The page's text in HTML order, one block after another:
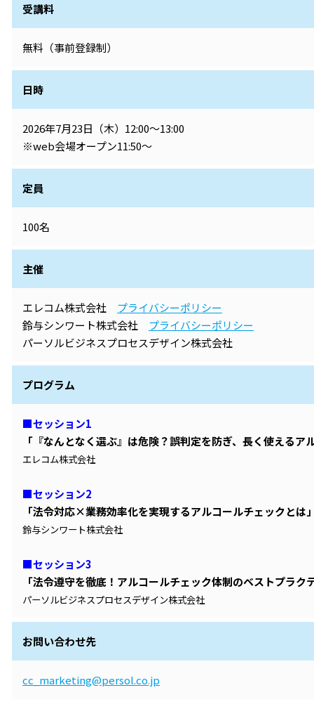
受講料
無料（事前登録制）
日時
2026年7月23日（木）12:00～13:00
※web会場オープン11:50～
定員
100名
主催
エレコム株式会社 プライバシーポリシー
鈴与シンワート株式会社 プライバシーポリシー
パーソルビジネスプロセスデザイン株式会社
プログラム
■セッション1
「『なんとなく選ぶ』は危険？誤判定を防ぎ、長く使える
エレコム株式会社
■セッション2
「法令対応×業務効率化を実現するアルコールチェックとは
鈴与シンワート株式会社
■セッション3
「法令遵守を徹底！アルコールチェック体制のベストプラク
パーソルビジネスプロセスデザイン株式会社
お問い合わせ先
cc_marketing@persol.co.jp